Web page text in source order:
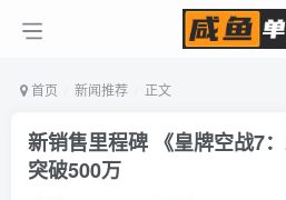
首页 新闻推荐 正文
新销售里程碑 《皇牌空战7
突破500万